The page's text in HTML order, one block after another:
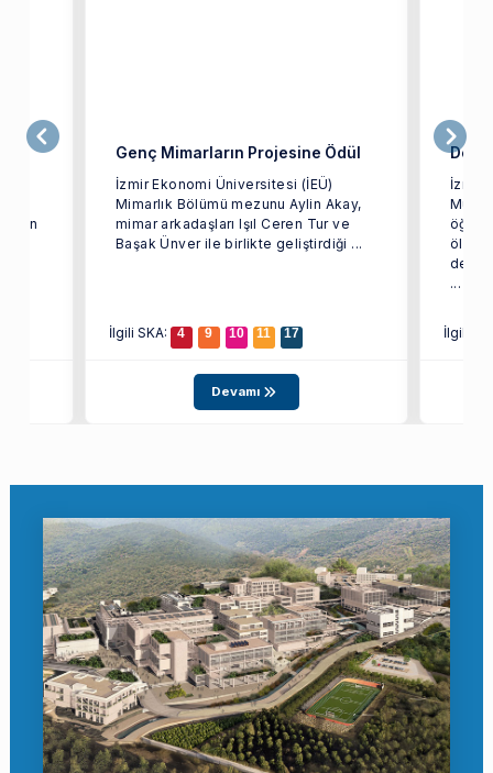
olan
Genç Mimarların Projesine Ödül
İzmir Ekonomi Üniversitesi (İEÜ)
Mimarlık Bölümü mezunu Aylin Akay,
mimar arkadaşları Işıl Ceren Tur ve
Başak Ünver ile birlikte geliştirdiği ...
İlgili SKA: 4 9 10 11 17
Devamı
Dev
İzmir
...
İlgili